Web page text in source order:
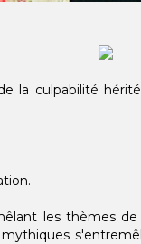
la culpabilité
les thèmes de